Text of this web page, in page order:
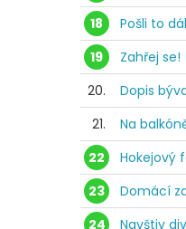
18
Pošli to dál
19
Zahřej se!
20.
Dopis
21.
Na
22
Hokejový
23
Domácí
24
Navštiv